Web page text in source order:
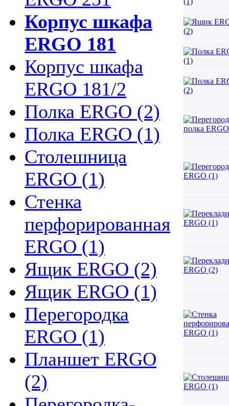
Корпус шкафа
ERGO 181
Корпус шкафа
ERGO 181/2
Полка ERGO (2)
Полка ERGO (1)
Столешница
ERGO (1)
Стенка
перфорированная
ERGO (1)
Ящик ERGO (2)
Ящик ERGO (1)
Перегородка
ERGO (1)
Планшет ERGO
(2)